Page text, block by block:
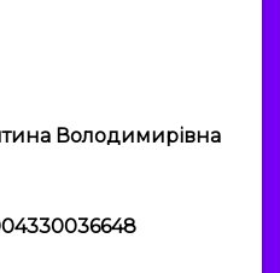
Володимирівна